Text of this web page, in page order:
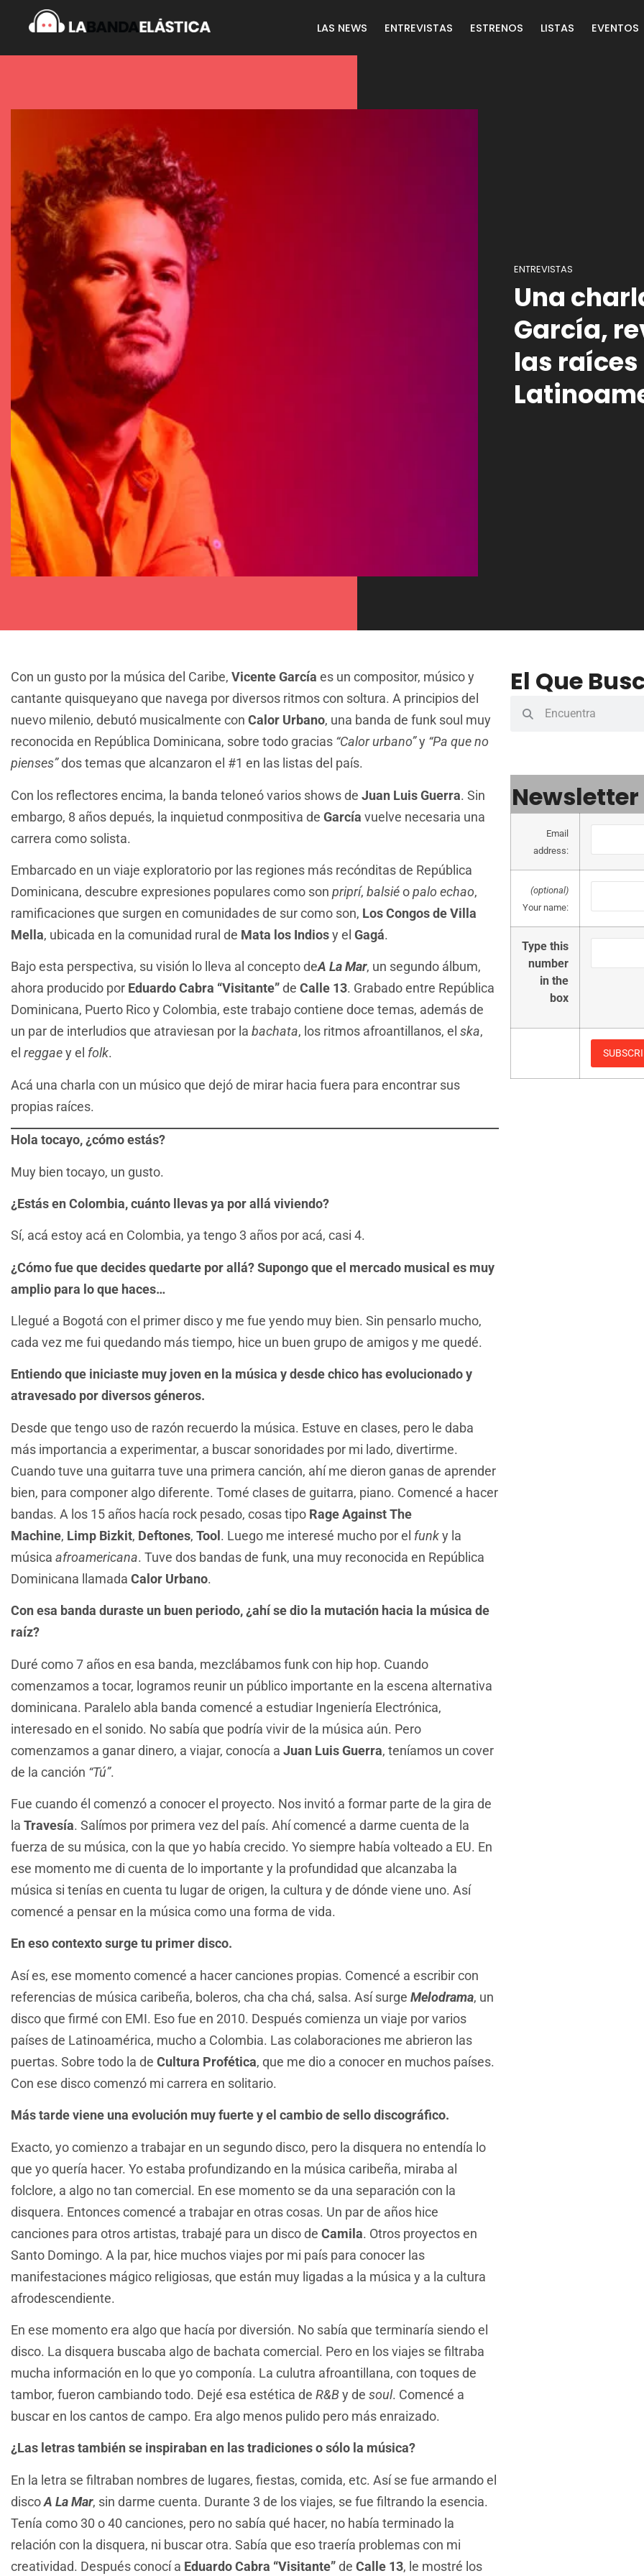
LAS NEWS ENTREVISTAS ESTRENOS LISTAS EVENTOS
ENTREVISTAS
Una
García,
las raíces
Con un gusto por la música del Caribe, Vicente García es un compositor, músico y
cantante quisqueyano que navega por diversos ritmos con soltura. A principios del
nuevo milenio, debutó musicalmente con Calor Urbano, una banda de funk soul muy
reconocida en República Dominicana, sobre todo gracias “Calor urbano”y “Pa que no
pienses”dos temas que alcanzaron el #1 en las listas del país.
Con los reflectores encima, la banda teloneó varios shows de Juan Luis Guerra. Sin
embargo, 8 años depués, la inquietud conmpositiva de García vuelve necesaria una
carrera como solista.
Embarcado en un viaje exploratorio por las regiones más recónditas de República
Dominicana, descubre expresiones populares como son priprí, balsiéopalo echao,
ramificaciones que surgen en comunidades de sur como son, Los Congos de Villa
Mella, ubicada en la comunidad rural de Mata los Indiosy el Gagá.
Bajo esta perspectiva, su visión lo lleva al concepto deA La Mar, un segundo álbum,
ahora producido por Eduardo Cabra “Visitante”de Calle 13. Grabado entre República
Dominicana, Puerto Rico y Colombia, este trabajo contiene doce temas, además de
un par de interludios que atraviesan por la bachata, los ritmos afroantillanos, el ska,
el reggaey el folk.
Acá una charla con un músico que dejó de mirar hacia fuera para encontrar sus
propias raíces.
Hola tocayo, ¿cómo estás?
Muy bien tocayo, un gusto.
¿Estás en Colombia, cuánto llevas ya por allá viviendo?
Sí, acá estoy acá en Colombia, ya tengo 3 años por acá, casi 4.
¿Cómo fue que decides quedarte por allá? Supongo que el mercado musical es muy
amplio para lo que haces…
Llegué a Bogotá con el primer disco y me fue yendo muy bien. Sin pensarlo mucho,
cada vez me fui quedando más tiempo, hice un buen grupo de amigos y me quedé.
Entiendo que iniciaste muy joven en la música y desde chico has evolucionado y
atravesado por diversos géneros.
Desde que tengo uso de razón recuerdo la música. Estuve en clases, pero le daba
más importancia a experimentar, a buscar sonoridades por mi lado, divertirme.
Cuando tuve una guitarra tuve una primera canción, ahí me dieron ganas de aprender
bien, para componer algo diferente. Tomé clases de guitarra, piano. Comencé a hacer
bandas. A los 15 años hacía rock pesado, cosas tipo Rage Against The
Machine, Limp Bizkit, Deftones, Tool. Luego me interesé mucho por el funky la
música afroamericana. Tuve dos bandas de funk, una muy reconocida en República
Dominicana llamada Calor Urbano.
Con esa banda duraste un buen periodo, ¿ahí se dio la mutación hacia la música de
raíz?
Duré como 7 años en esa banda, mezclábamos funk con hip hop. Cuando
comenzamos a tocar, logramos reunir un público importante en la escena alternativa
dominicana. Paralelo abla banda comencé a estudiar Ingeniería Electrónica,
interesado en el sonido. No sabía que podría vivir de la música aún. Pero
comenzamos a ganar dinero, a viajar, conocía a Juan Luis Guerra, teníamos un cover
de la canción “Tú”.
Fue cuando él comenzó a conocer el proyecto. Nos invitó a formar parte de la gira de
la Travesía. Salímos por primera vez del país. Ahí comencé a darme cuenta de la
fuerza de su música, con la que yo había crecido. Yo siempre había volteado a EU. En
ese momento me di cuenta de lo importante y la profundidad que alcanzaba la
música si tenías en cuenta tu lugar de origen, la cultura y de dónde viene uno. Así
comencé a pensar en la música como una forma de vida.
En eso contexto surge tu primer disco.
Así es, ese momento comencé a hacer canciones propias. Comencé a escribir con
referencias de música caribeña, boleros, cha cha chá, salsa. Así surge Melodrama, un
disco que firmé con EMI. Eso fue en 2010. Después comienza un viaje por varios
países de Latinoamérica, mucho a Colombia. Las colaboraciones me abrieron las
puertas. Sobre todo la de Cultura Profética, que me dio a conocer en muchos países.
Con ese disco comenzó mi carrera en solitario.
Más tarde viene una evolución muy fuerte y el cambio de sello discográfico.
Exacto, yo comienzo a trabajar en un segundo disco, pero la disquera no entendía lo
que yo quería hacer. Yo estaba profundizando en la música caribeña, miraba al
folclore, a algo no tan comercial. En ese momento se da una separación con la
disquera. Entonces comencé a trabajar en otras cosas. Un par de años hice
canciones para otros artistas, trabajé para un disco de Camila. Otros proyectos en
Santo Domingo. A la par, hice muchos viajes por mi país para conocer las
manifestaciones mágico religiosas, que están muy ligadas a la música y a la cultura
afrodescendiente.
En ese momento era algo que hacía por diversión. No sabía que terminaría siendo el
disco. La disquera buscaba algo de bachata comercial. Pero en los viajes se filtraba
mucha información en lo que yo componía. La culutra afroantillana, con toques de
tambor, fueron cambiando todo. Dejé esa estética de R&By de soul. Comencé a
buscar en los cantos de campo. Era algo menos pulido pero más enraizado.
¿Las letras también se inspiraban en las tradiciones o sólo la música?
En la letra se filtraban nombres de lugares, fiestas, comida, etc. Así se fue armando el
discoA La Mar, sin darme cuenta. Durante 3 de los viajes, se fue filtrando la esencia.
Tenía como 30 o 40 canciones, pero no sabía qué hacer, no había terminado la
relación con la disquera, ni buscar otra. Sabía que eso traería problemas con mi
creatividad. Después conocí a Eduardo Cabra “Visitante”de Calle 13, le mostré los
El Que
Newsletter
Email
address:
(optional)
Your name:
Type this
number
in the
box